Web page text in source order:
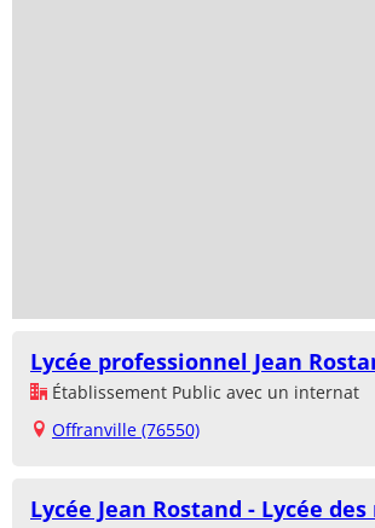
Lycée professionnel Jean
Établissement Public avec un internat
Offranville (76550)
Lycée Jean Rostand - Lycée